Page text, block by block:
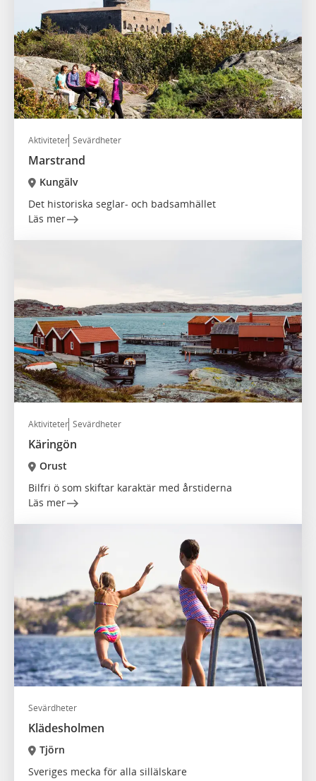
Aktiviteter Sevärdheter
Marstrand
Kungälv
Det historiska seglar- och badsamhället
Läs mer
Aktiviteter Sevärdheter
Käringön
Orust
Bilfri ö som skiftar karaktär med årstiderna
Läs mer
Sevärdheter
Klädesholmen
Tjörn
Sveriges mecka för alla sillälskare